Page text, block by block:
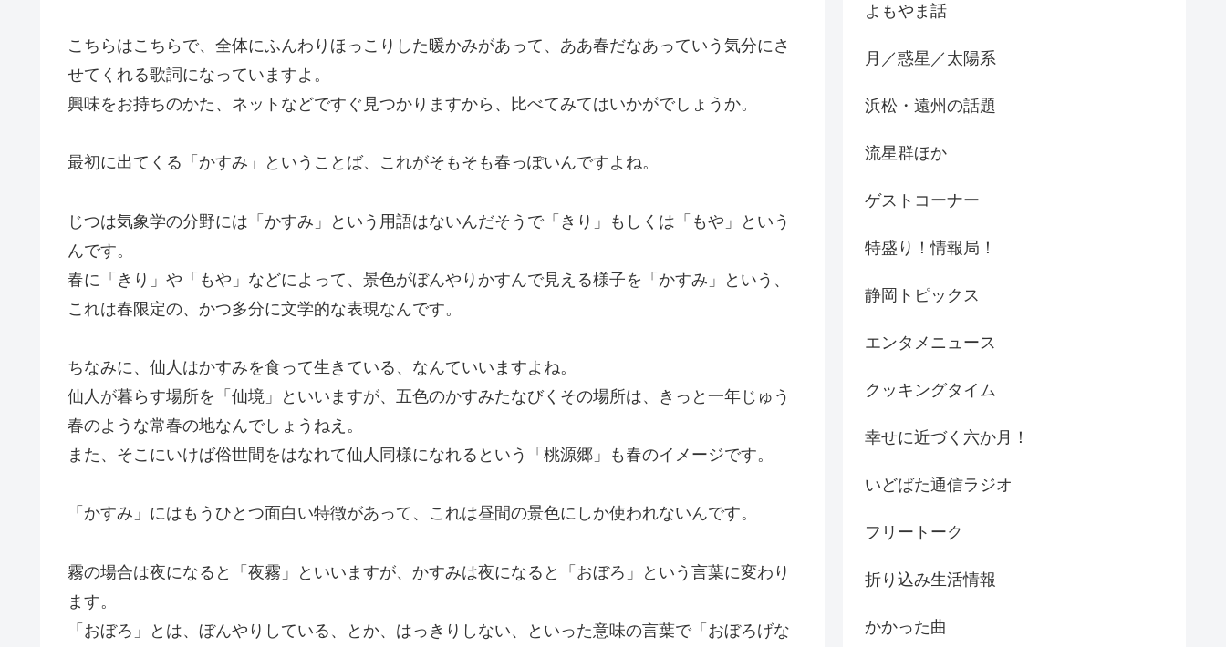
こちらはこちらで、全体にふんわりほっこりした暖かみがあって、ああ春だなあっていう気分にさ
せてくれる歌詞になっていますよ。
興味をお持ちのかた、ネットなどですぐ見つかりますから、比べてみてはいかがでしょうか。
最初に出てくる「かすみ」ということば、これがそもそも春っぽいんですよね。
じつは気象学の分野には「かすみ」という用語はないんだそうで「きり」もしくは「もや」という
んです。
春に「きり」や「もや」などによって、景色がぼんやりかすんで見える様子を「かすみ」という、
これは春限定の、かつ多分に文学的な表現なんです。
ちなみに、仙人はかすみを食って生きている、なんていいますよね。
仙人が暮らす場所を「仙境」といいますが、五色のかすみたなびくその場所は、きっと一年じゅう
春のような常春の地なんでしょうねえ。
また、そこにいけば俗世間をはなれて仙人同様になれるという「桃源郷」も春のイメージです。
「かすみ」にはもうひとつ面白い特徴があって、これは昼間の景色にしか使われないんです。
霧の場合は夜になると「夜霧」といいますが、かすみは夜になると「おぼろ」という言葉に変わり
ます。
「おぼろ」とは、ぼんやりしている、とか、はっきりしない、といった意味の言葉で「おぼろげな
よもやま話
月／惑星／太陽系
浜松・遠州の話題
流星群ほか
ゲストコーナー
特盛り！情報局！
静岡トピックス
エンタメニュース
クッキングタイム
幸せに近づく六か月！
いどばた通信ラジオ
フリートーク
折り込み生活情報
かかった曲